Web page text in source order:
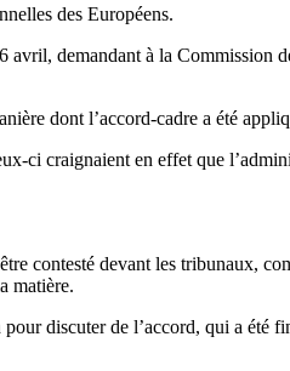
des Européens.
demandant à la Commission
dont l’accord-cadre a été
ci craignaient en effet que
contesté devant les tribunaux,
matière.
discuter de l’accord, qui a